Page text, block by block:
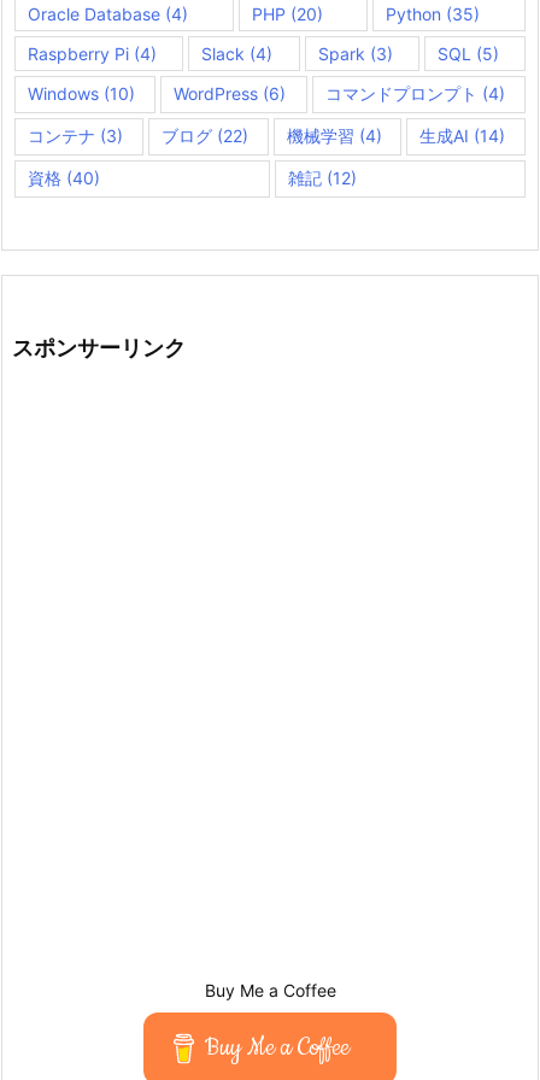
Oracle Database (4) PHP (20) Python (35)
Raspberry Pi (4) Slack (4) Spark (3) SQL (5)
Windows (10) WordPress (6) コマンドプロンプト (4)
コンテナ (3) ブログ(22) 機械学習 (4) 生成AI (14)
資格 (40) 雑記(12)
スポンサーリンク
Buy Me a Coffee
Buy Me a Coffee